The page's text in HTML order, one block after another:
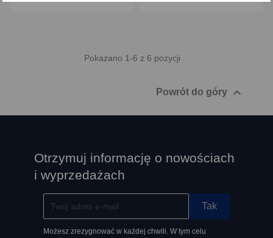
Pokazano 1-6 z 6 pozycji
Powrót do góry 
Otrzymuj informację o nowościach
i wyprzedażach
Możesz zrezygnować w każdej chwili. W tym celu